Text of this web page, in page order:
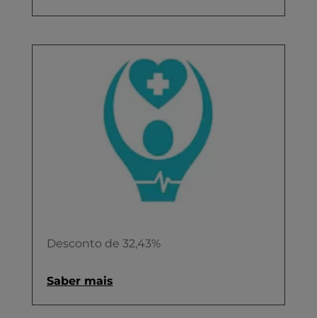
Desconto de 32,43%
Saber mais